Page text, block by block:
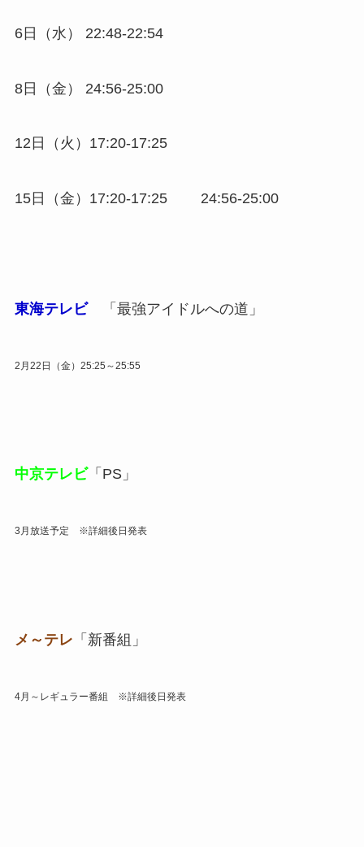
6日（水） 22:48-22:54
8日（金） 24:56-25:00
12日（火）17:20-17:25
15日（金）17:20-17:25 24:56-25:00
東海テレビ 「最強アイドルへの道」
2月22日（金）25:25～25:55
中京テレビ「PS」
3月放送予定 ※詳細後日発表
メ～テレ 「新番組」
4月～レギュラー番組 ※詳細後日発表